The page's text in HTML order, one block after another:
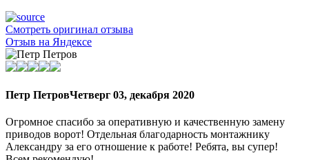
Смотреть оригинал отзыва
Отзыв на Яндексе
Петр ПетровЧетверг 03, декабря 2020
Огромное спасибо за оперативную и качественную замену
приводов ворот! Отдельная благодарность монтажнику
Александру за его отношение к работе! Ребята, вы супер!